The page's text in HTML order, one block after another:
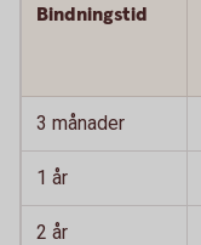
Bindningstid
3 månader
1 år
2 år